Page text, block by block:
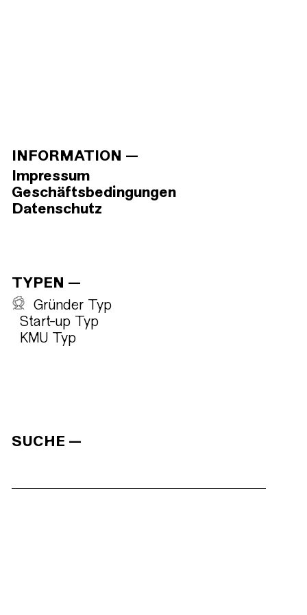
INFORMATION
Impressum
Geschäftsbedingungen
Datenschutz
TYPEN
Gründer Typ
Start-up Typ
KMU Typ
SUCHE